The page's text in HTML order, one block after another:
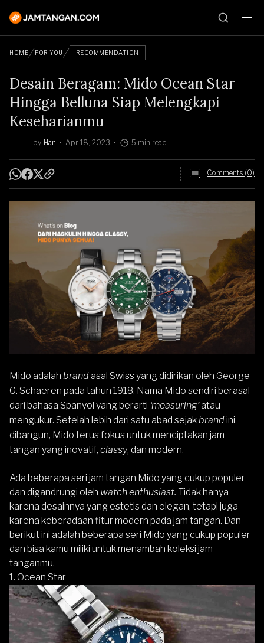
HOME FOR YOU RECOMMENDATION
Desain Beragam: Mido Ocean Star
Hingga Belluna Siap Melengkapi
Keseharianmu
by Han Apr 18, 2023 5 min read
Comments (0)
Mido adalah brandasal Swiss yang didirikan oleh George
G. Schaeren pada tahun 1918. Nama Mido sendiri berasal
dari bahasa Spanyol yang berarti ‘measuring’atau
mengukur. Setelah lebih dari satu abad sejakbrandini
dibangun, Mido terus fokus untuk menciptakan jam
tangan yang inovatif, classy, dan modern.
Ada beberapa seri jam tangan Mido yang cukup populer
dan digandrungi oleh watch enthusiast. Tidak hanya
karena desainnya yang estetis dan elegan, tetapi juga
karena keberadaan fitur modern pada jam tangan. Dan
berikut ini adalah beberapa seri Mido yang cukup populer
dan bisa kamu miliki untuk menambah koleksi jam
tanganmu.
1. Ocean Star